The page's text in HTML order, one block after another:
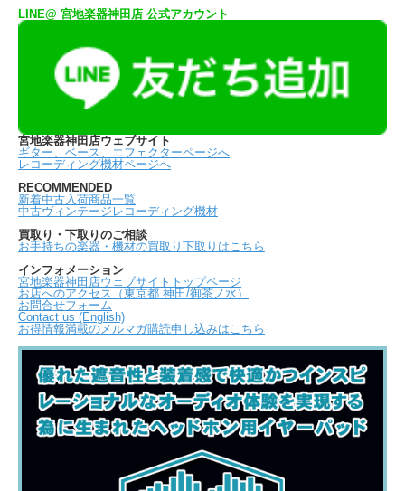
LINE@ 宮地楽器神田店 公式アカウント
宮地楽器神田店ウェブサイト
ギター、ベース、エフェクターページへ
レコーディング機材ページへ
RECOMMENDED
新着中古入荷商品一覧
中古ヴィンテージレコーディング機材
買取り・下取りのご相談
お手持ちの楽器・機材の買取り下取りはこちら
インフォメーション
宮地楽器神田店ウェブサイトトップページ
お店へのアクセス（東京都 神田/御茶ノ水）
お問合せフォーム
Contact us (English)
お得情報満載のメルマガ購読申し込みはこちら